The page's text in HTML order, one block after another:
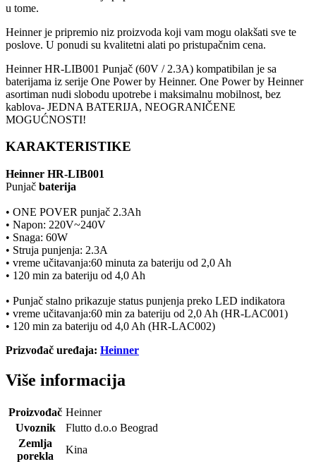
u tome.
Heinner je pripremio niz proizvoda koji vam mogu olakšati sve te
poslove. U ponudi su kvalitetni alati po pristupačnim cena.
Heinner HR-LIB001 Punjač (60V / 2.3A) kompatibilan je sa
baterijama iz serije One Power by Heinner. One Power by Heinner
asortiman nudi slobodu upotrebe i maksimalnu mobilnost, bez
kablova- JEDNA BATERIJA, NEOGRANIČENE
MOGUĆNOSTI!
KARAKTERISTIKE
Heinner HR-LIB001
Punjač baterija
• ONE POVER punjač 2.3Ah
• Napon: 220V~240V
• Snaga: 60W
• Struja punjenja: 2.3A
• vreme učitavanja:60 minuta za bateriju od 2,0 Ah
• 120 min za bateriju od 4,0 Ah
• Punjač stalno prikazuje status punjenja preko LED indikatora
• vreme učitavanja:60 min za bateriju od 2,0 Ah (HR-LAC001)
• 120 min za bateriju od 4,0 Ah (HR-LAC002)
Prizvođač uređaja: Heinner
Više informacija
Proizvođač Heinner
Uvoznik
Flutto d.o.o Beograd
Zemlja
porekla
Kina